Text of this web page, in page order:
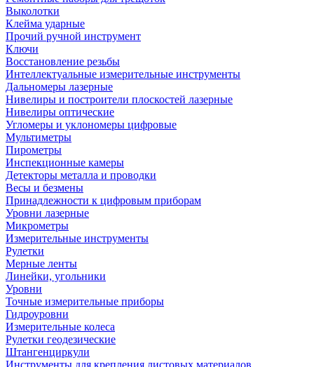
Выколотки
Клейма ударные
Прочий ручной инструмент
Ключи
Восстановление резьбы
Интеллектуальные измерительные инструменты
Дальномеры лазерные
Нивелиры и построители плоскостей лазерные
Нивелиры оптические
Угломеры и уклономеры цифровые
Мультиметры
Пирометры
Инспекционные камеры
Детекторы металла и проводки
Весы и безмены
Принадлежности к цифровым приборам
Уровни лазерные
Микрометры
Измерительные инструменты
Рулетки
Мерные ленты
Линейки, угольники
Уровни
Точные измерительные приборы
Гидроуровни
Измерительные колеса
Рулетки геодезические
Штангенциркули
Инструменты для крепления листовых материалов